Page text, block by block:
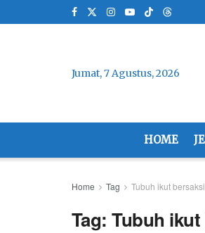
Jumat, 7 Agustus, 2026
HOME
Home Tag Tubuh ikut
Tag:Tubuh